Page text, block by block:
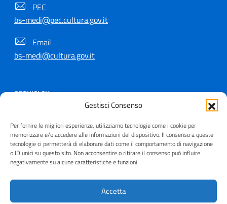
Gestisci Consenso
Per fornire le migliori esperienze, utilizziamo tecnologie come i cookie per
memorizzare e/o accedere alle informazioni del dispositivo. Il consenso a queste
tecnologie ci permetterà di elaborare dati come il comportamento di navigazione
o ID unici su questo sito. Non acconsentire o ritirare il consenso può influire
negativamente su alcune caratteristiche e funzioni.
Accetta
PEC
bs-medi@pec.cultura.gov.it
Email
bs-medi@cultura.gov.it
SEGUICI SU
Copyright © 2021 - 2026
Useful Links Section
| Realizzato da